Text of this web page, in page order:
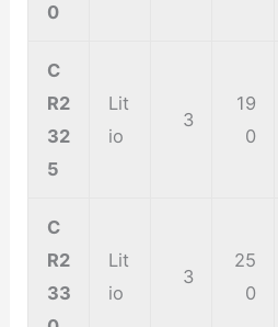
0
C
R2
32
5
Lit
io
3
19
0
C
R2
33
Lit
io
3
25
0